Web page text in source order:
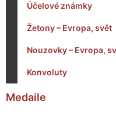
Účelové známky
Žetony – Evropa, svět
Nouzovky – Evropa,
Konvoluty
Medaile